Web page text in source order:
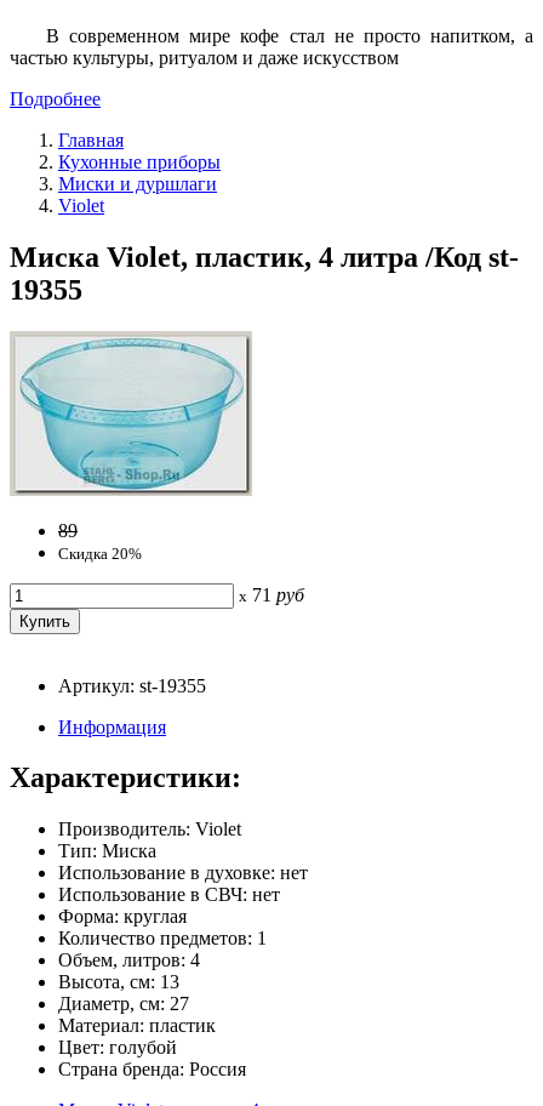
В современном мире кофе стал не просто напитком, а
частью культуры, ритуалом и даже искусством
Подробнее
Главная
Кухонные приборы
Миски и дуршлаги
Violet
Миска Violet, пластик, 4 литра /Код st-
19355
89
Скидка 20%
x 71 руб
Артикул: st-19355
Информация
Характеристики:
Производитель: Violet
Тип: Миска
Использование в духовке: нет
Использование в СВЧ: нет
Форма: круглая
Количество предметов: 1
Объем, литров: 4
Высота, см: 13
Диаметр, см: 27
Материал: пластик
Цвет: голубой
Страна бренда: Россия